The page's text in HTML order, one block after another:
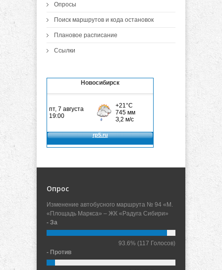
Опросы
Поиск маршрутов и кода остановок
Плановое расписание
Ссылки
Новосибирск
Опрос
Изменение автобусного маршрута № 94 «М.
«Площадь Маркса» – ЖК «Радуга Сибири»
- За
93.6% (117 Голосов)
- Против